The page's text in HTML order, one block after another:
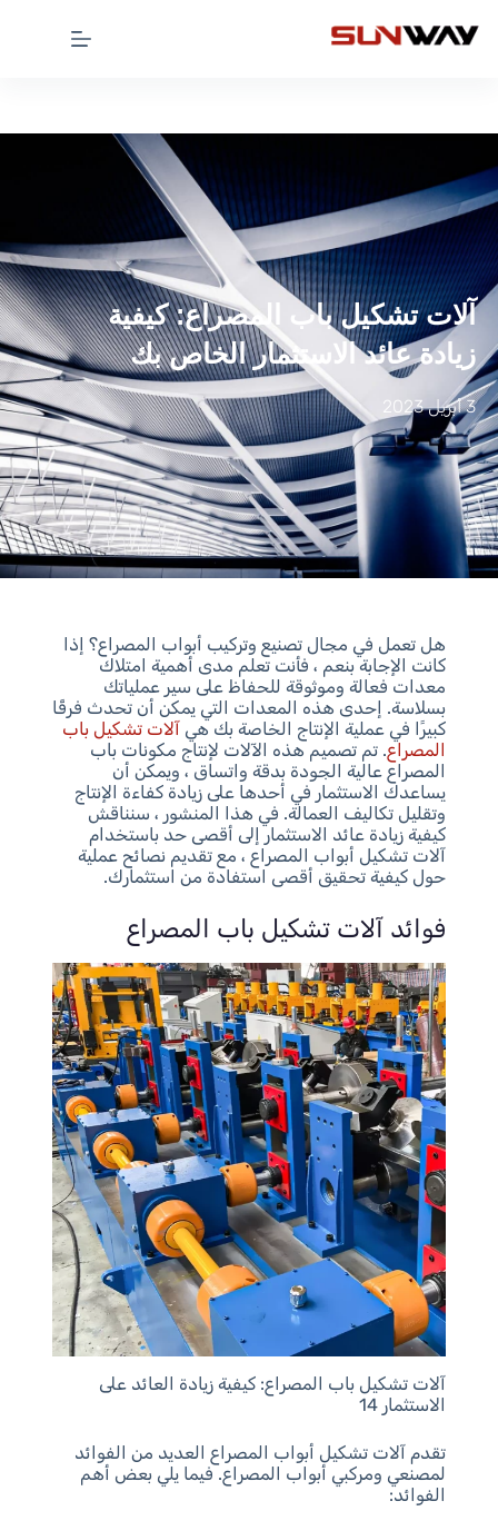
آلات تشكيل باب المصراع: كيفية
زيادة عائد الاستثمار الخاص بك
3 أبريل 2023
هل تعمل في مجال تصنيع وتركيب أبواب المصراع؟ إذا
كانت الإجابة بنعم ، فأنت تعلم مدى أهمية امتلاك
معدات فعالة وموثوقة للحفاظ على سير عملياتك
بسلاسة. إحدى هذه المعدات التي يمكن أن تحدث فرقًا
كبيرًا في عملية الإنتاج الخاصة بك هي آلات تشكيل باب
المصراع. تم تصميم هذه الآلات لإنتاج مكونات باب
المصراع عالية الجودة بدقة واتساق ، ويمكن أن
يساعدك الاستثمار في أحدها على زيادة كفاءة الإنتاج
وتقليل تكاليف العمالة. في هذا المنشور ، سنناقش
كيفية زيادة عائد الاستثمار إلى أقصى حد باستخدام
آلات تشكيل أبواب المصراع ، مع تقديم نصائح عملية
حول كيفية تحقيق أقصى استفادة من استثمارك.
فوائد آلات تشكيل باب المصراع
آلات تشكيل باب المصراع: كيفية زيادة العائد على
الاستثمار 14
تقدم آلات تشكيل أبواب المصراع العديد من الفوائد
لمصنعي ومركبي أبواب المصراع. فيما يلي بعض أهم
الفوائد: